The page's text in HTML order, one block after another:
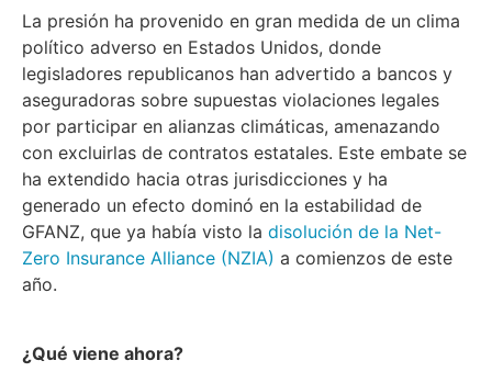
La presión ha provenido en gran medida de un clima
político adverso en Estados Unidos, donde
legisladores republicanos han advertido a bancos y
aseguradoras sobre supuestas violaciones legales
por participar en alianzas climáticas, amenazando
con excluirlas de contratos estatales. Este embate se
ha extendido hacia otras jurisdicciones y ha
generado un efecto dominó en la estabilidad de
GFANZ, que ya había visto la disolución de la Net-
Zero Insurance Alliance (NZIA) a comienzos de este
año.
¿Qué viene ahora?